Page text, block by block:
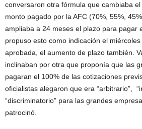
conversaron otra fórmula que cambiaba
monto pagado por la AFC (70%, 55%,
ampliaba a 24 meses el plazo para pagar
propuso esto como indicación el
aprobada, el aumento de plazo también.
inclinaban por otra que proponía que las
pagaran el 100% de las cotizaciones
oficialistas alegaron que era “arbitrario”,
“discriminatorio” para las grandes
patrocinó.